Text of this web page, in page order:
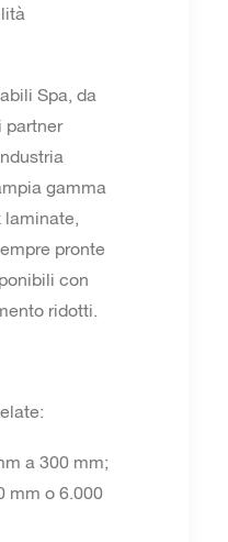
Spa, da
partner
gamma
laminate,
pronte
con
ridotti.
a 300 mm;
mm o 6.000